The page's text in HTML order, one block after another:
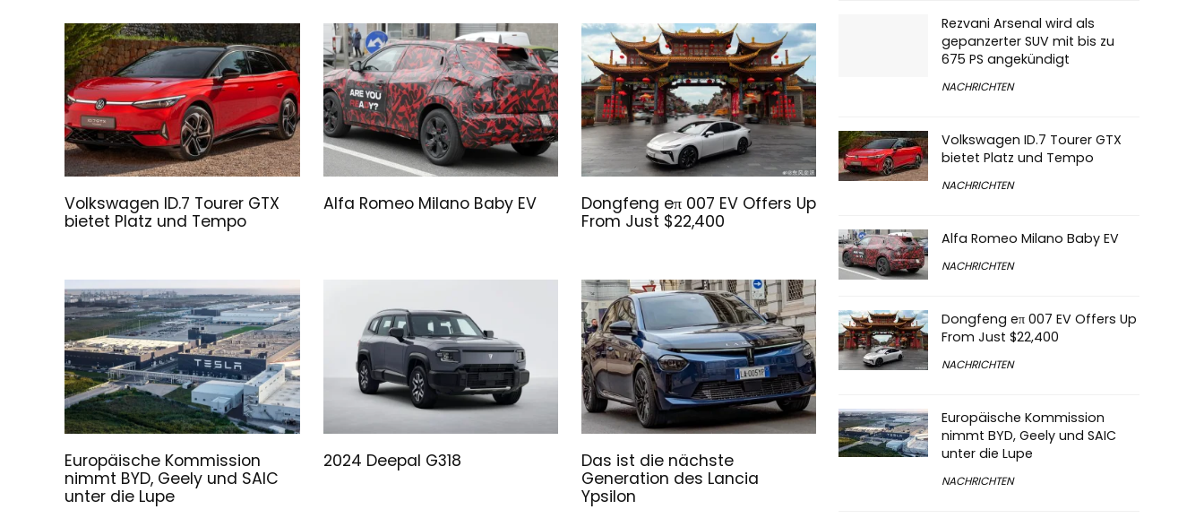
Volkswagen ID.7 Tourer GTX
bietet Platz und Tempo
Alfa Romeo Milano Baby EV
Dongfeng eπ 007 EV Offers Up
From Just $22,400
Europäische Kommission
nimmt BYD, Geely und SAIC
unter die Lupe
2024 Deepal G318
Das ist die nächste
Generation des Lancia
Ypsilon
Rezvani Arsenal wird als
gepanzerter SUV mit bis zu
675 PS angekündigt
NACHRICHTEN
Volkswagen ID.7 Tourer GTX
bietet Platz und Tempo
NACHRICHTEN
Alfa Romeo Milano Baby EV
NACHRICHTEN
Dongfeng eπ 007 EV Offers Up
From Just $22,400
NACHRICHTEN
Europäische Kommission
nimmt BYD, Geely und SAIC
unter die Lupe
NACHRICHTEN